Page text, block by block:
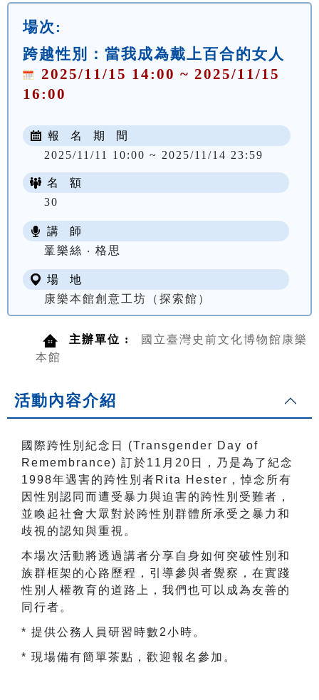
場次:
跨越性別：當我成為戴上百合的女人
2025/11/15 14:00 ~ 2025/11/15
16:00
報 名 期 間
2025/11/11 10:00 ~ 2025/11/14 23:59
名 額
30
講 師
鞷樂絲 ‧ 格思
場 地
康樂本館創意工坊（探索館）
主辦單位 :
國立臺灣史前文化博物館康樂
本館
活動內容介紹
國際跨性別紀念日 (Transgender Day of
Remembrance) 訂於11月20日，乃是為了紀念
1998年遇害的跨性別者Rita Hester，悼念所有
因性別認同而遭受暴力與迫害的跨性別受難者，
並喚起社會大眾對於跨性別群體所承受之暴力和
歧視的認知與重視。
本場次活動將透過講者分享自身如何突破性別和
族群框架的心路歷程，引導參與者覺察，在實踐
性別人權教育的道路上，我們也可以成為友善的
同行者。
* 提供公務人員研習時數2小時。
* 現場備有簡單茶點，歡迎報名參加。